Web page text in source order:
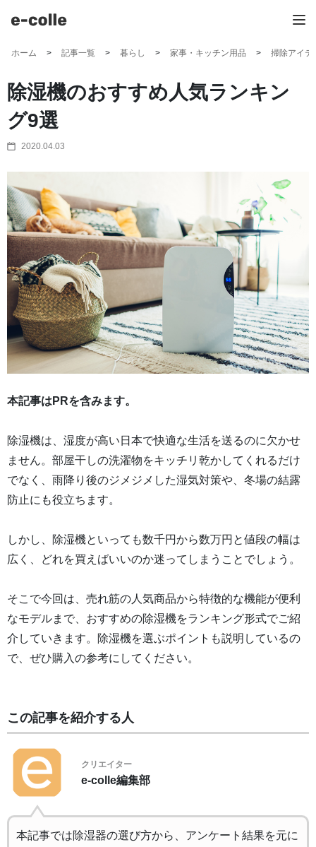
ホーム 記事一覧 暮らし 家事・キッチン用品 掃除アイテ
除湿機のおすすめ人気ランキン
グ9選
2020.04.03
本記事はPRを含みます。
除湿機は、湿度が高い日本で快適な生活を送るのに欠かせ
ません。部屋干しの洗濯物をキッチリ乾かしてくれるだけ
でなく、雨降り後のジメジメした湿気対策や、冬場の結露
防止にも役立ちます。
しかし、除湿機といっても数千円から数万円と値段の幅は
広く、どれを買えばいいのか迷ってしまうことでしょう。
そこで今回は、売れ筋の人気商品から特徴的な機能が便利
なモデルまで、おすすめの除湿機をランキング形式でご紹
介していきます。除湿機を選ぶポイントも説明しているの
で、ぜひ購入の参考にしてください。
この記事を紹介する人
クリエイター
e-colle編集部
本記事では除湿器の選び方から、アンケート結果を元に